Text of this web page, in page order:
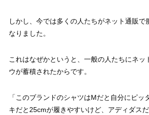
しかし、今では多くの人たちがネット通販で
なりました。
これはなぜかというと、一般の人たちにネッ
ウが蓄積されたからです。
「このブランドのシャツはMだと自分にピッ
キだと25cmが履きやすいけど、アディダス